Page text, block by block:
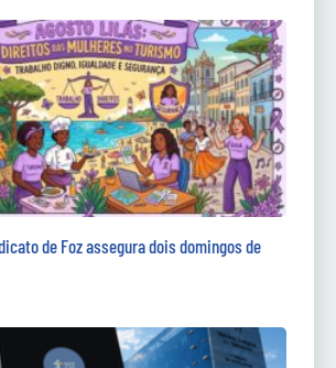
de Foz assegura dois domingos de